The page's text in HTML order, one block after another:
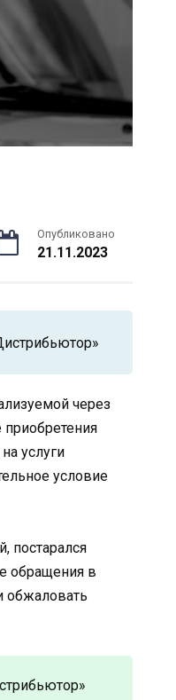
Опубликовано
21.11.2023
через
услуги
условие
постарался
обращения в
обжаловать